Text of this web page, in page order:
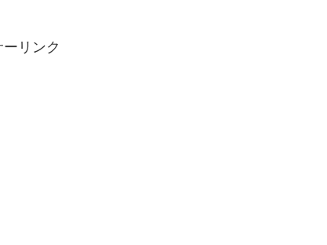
ーリンク